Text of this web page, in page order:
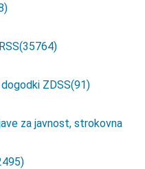
(35764)
ZDSS(91)
za javnost, strokovna